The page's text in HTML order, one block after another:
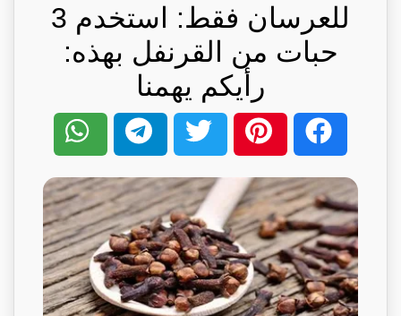
للعرسان فقط: استخدم 3
حبات من القرنفل بهذه:
رأيكم يهمنا